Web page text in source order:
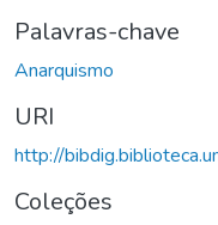
Palavras-chave
Anarquismo
URI
http://
Coleções